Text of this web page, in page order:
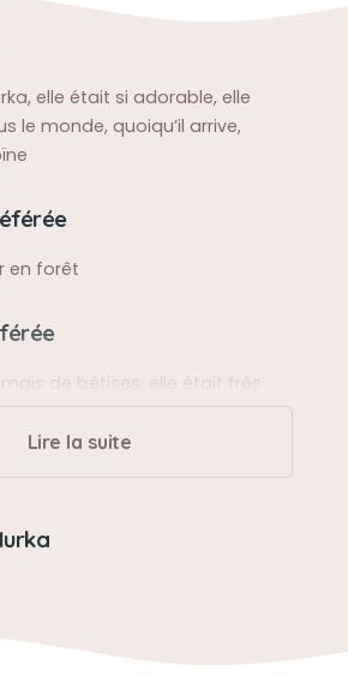
elle était si adorable, elle
le monde, quoiqu’il arrive,
en forêt
de bêtises, elle était très
très fort, mais elle était
Lire la suite